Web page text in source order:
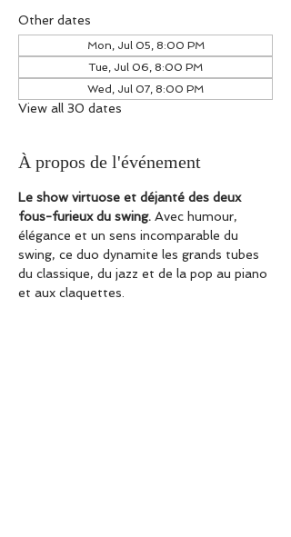
Other dates
Mon, Jul 05, 8:00 PM
Tue, Jul 06, 8:00 PM
Wed, Jul 07, 8:00 PM
View all 30 dates
À propos de l'événement
Le show virtuose et déjanté des deux
fous-furieux du swing. Avec humour,
élégance et un sens incomparable du
swing, ce duo dynamite les grands tubes
du classique, du jazz et de la pop au piano
et aux claquettes.